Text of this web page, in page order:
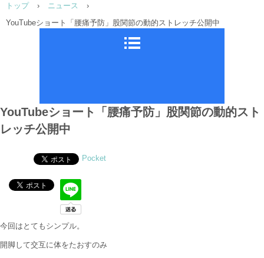
トップ › ニュース
›
YouTubeショート「腰痛予防」股関節の動的ストレッチ公開中
YouTubeショート「腰痛予防」股関節の動的スト
レッチ公開中
Pocket
今回はとてもシンプル。
開脚して交互に体をたおすのみ